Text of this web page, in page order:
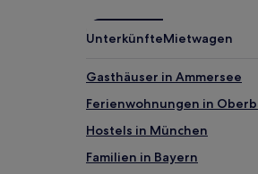
Roberto Beach:
Flüge nach Aschheim
Flughafen Franz Josef
UnterkünfteMietwagen
Gasthäuser in Ammersee
Ferienwohnungen in
Hostels in München
Familien in Bayern